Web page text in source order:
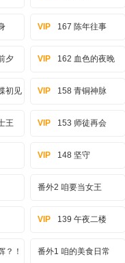
VIP 167 陈年往事
夕 VIP 162 血色的夜晚
初见 VIP 158 青铜神脉
王 VIP 153 师徒再会
VIP 148 坚守
番外2 咱要当女王
VIP 139 午夜二楼
？！ 番外1 咱的美食日常